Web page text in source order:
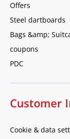
Offers
Steel dartboards
Bags &amp;
coupons
PDC
Customer
Cookie & data